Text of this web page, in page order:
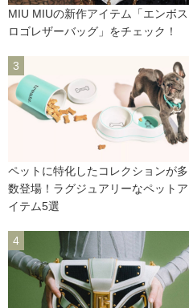
MIU MIUの新作アイテム「エンボス
ロゴレザーバッグ」をチェック！
ペットに特化したコレクションが多
数登場！ラグジュアリーなペットア
イテム5選